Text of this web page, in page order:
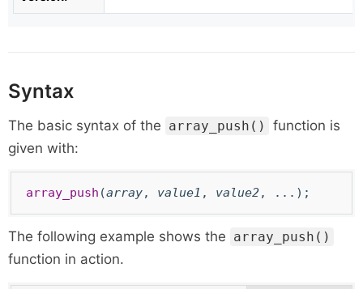
Syntax
The basic syntax of the array_push()
function is
given with:
array_push (array, value1 , value2, ...);
The following example shows the array_push()
function in action.